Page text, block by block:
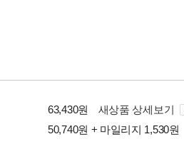
63,430원
새상품 상세보기
50,740원 + 마일리지 1,530원